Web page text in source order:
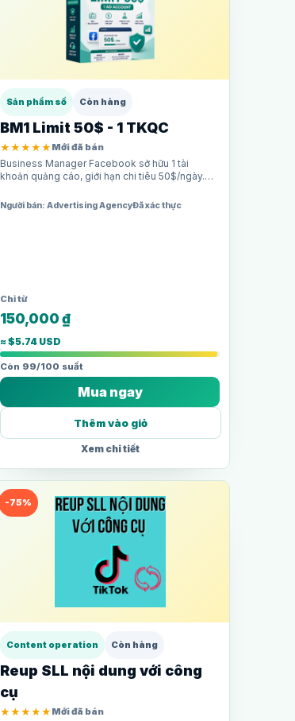
Sản phẩm số Còn hàng
BM1 Limit 50$ - 1 TKQC
★★★★★ Mới đã bán
Business Manager Facebook sở hữu 1 tài
khoản quảng cáo, giới hạn chi tiêu 50$/ngày.
qua…
Người bán: Advertising AgencyĐã xác thực
150,000₫
≈ $5.74 USD
Còn 99/100 suất
Mua ngay
Thêm vào giỏ
Xem chi tiết
-75%
Content operation Còn hàng
Reup SLL nội dung với công
cụ
★★★★★ Mới đã bán